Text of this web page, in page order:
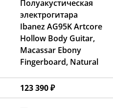
Полуакустическая
электрогитара
Ibanez AG95K Artcore
Hollow Body Guitar,
Macassar Ebony
Fingerboard, Natural
123 390 ₽